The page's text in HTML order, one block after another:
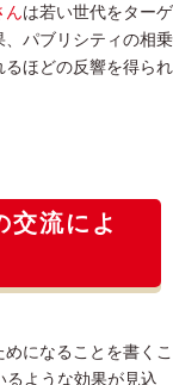
んは若い世代をターゲ
パブリシティの相乗
ほどの反響を得られ
流によ
になることを書くこ
るような効果が見込